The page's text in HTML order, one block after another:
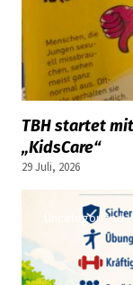
TBH startet
„KidsCare“
29 Juli, 2026
Uncategorized